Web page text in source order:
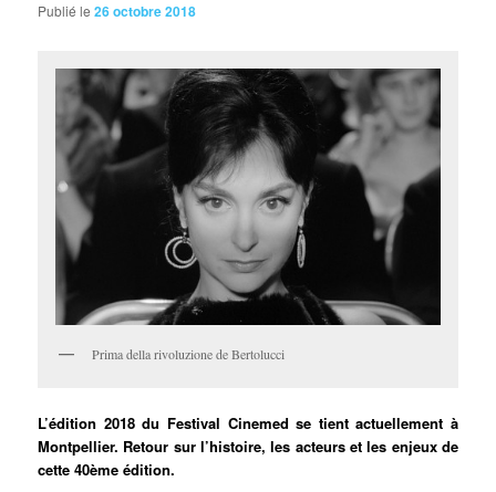
Publié le26 octobre 2018
Prima della rivoluzione de Bertolucci
L’édition 2018 du Festival Cinemed se tient actuellement à
Montpellier. Retour sur l’histoire, les acteurs et les enjeux de
cette 40ème édition.